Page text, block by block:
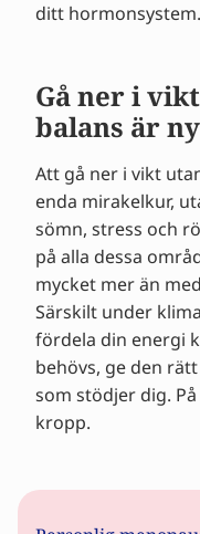
ditt hormonsystem.
Gå ner i
balans är
Att gå ner i vikt
enda mirakelkur,
sömn, stress och
på alla dessa
mycket mer än
Särskilt under
fördela din energi
behövs, ge den
som stödjer dig.
kropp.